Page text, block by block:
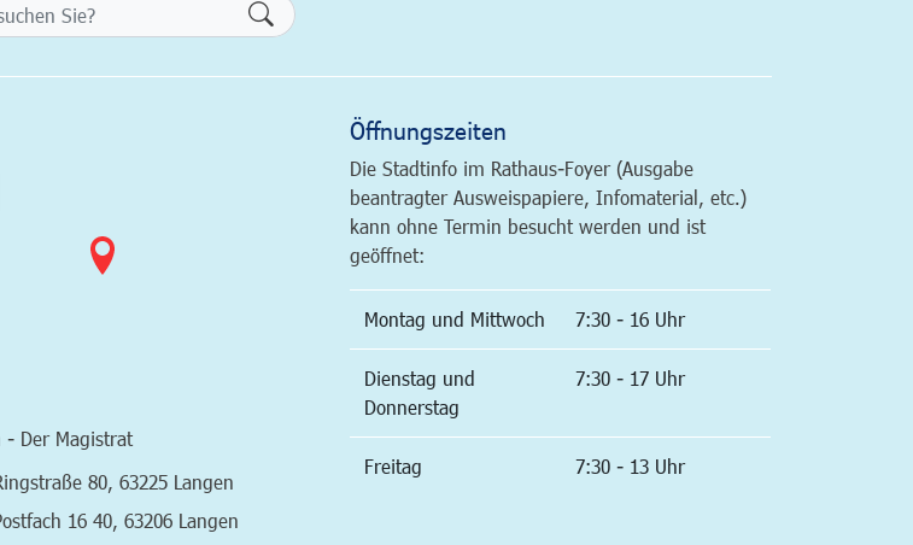
Formularschaltfläche
- Der Magistrat
Maps Navigation
80, 63225 Langen
16 40, 63206 Langen
Öffnungszeiten
Die Stadtinfo im Rathaus-Foyer (Ausgabe
beantragter Ausweispapiere, Infomaterial, etc.)
kann ohne Termin besucht werden und ist
geöffnet:
Montag und Mittwoch 7:30 - 16 Uhr
Dienstag und
Donnerstag
7:30 - 17 Uhr
Freitag 7:30 - 13 Uhr